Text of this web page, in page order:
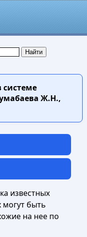
Ж.Н.,
известных
могут быть
на нее по